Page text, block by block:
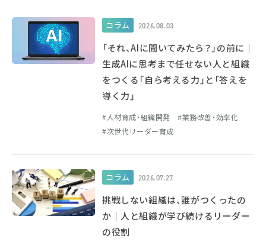
コラム 2026.08.03
「それ、AIに聞いてみたら？」の前に｜
生成AIに思考まで任せない人と組織
をつくる「自ら考える力」と「答えを
導く力」
人材育成・組織開発
業務改善・効率化
次世代リーダー育成
コラム 2026.07.27
挑戦しない組織は、誰がつくったの
か｜人と組織が学び続けるリーダー
の役割